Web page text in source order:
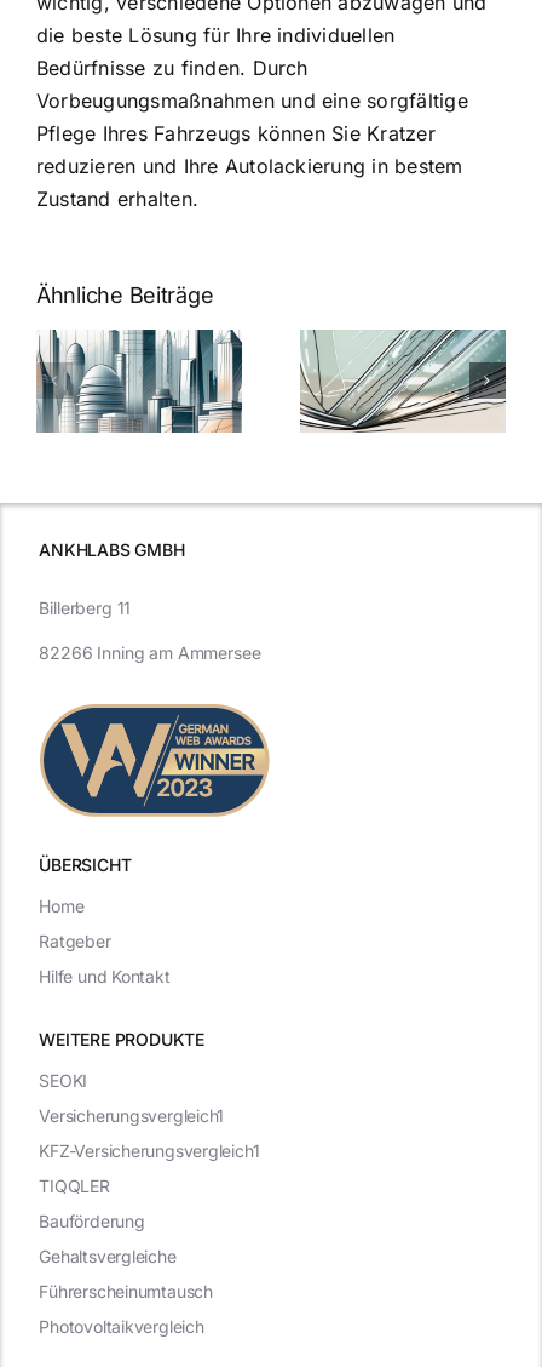
die beste Lösung für Ihre individuellen
Bedürfnisse zu finden. Durch
Vorbeugungsmaßnahmen und eine sorgfältige
Pflege Ihres Fahrzeugs können Sie Kratzer
reduzieren und Ihre Autolackierung in bestem
Zustand erhalten.
Ähnliche Beiträge
5 Gründe,
warum
Nanoversiegelung
auf Glas
7
Expertentipps
für maximale
ANKHLABS GMBH
ÜBERSICHT
WEITERE PRODUKTE
Billerberg 11
82266 Inning am Ammersee
SEOKI
Versicherungsvergleich1
KFZ-Versicherungsvergleich1
TIQQLER
Bauförderung
Gehaltsvergleiche
Führerscheinumtausch
Photovoltaikvergleich
Home
Ratgeber
Hilfe und Kontakt